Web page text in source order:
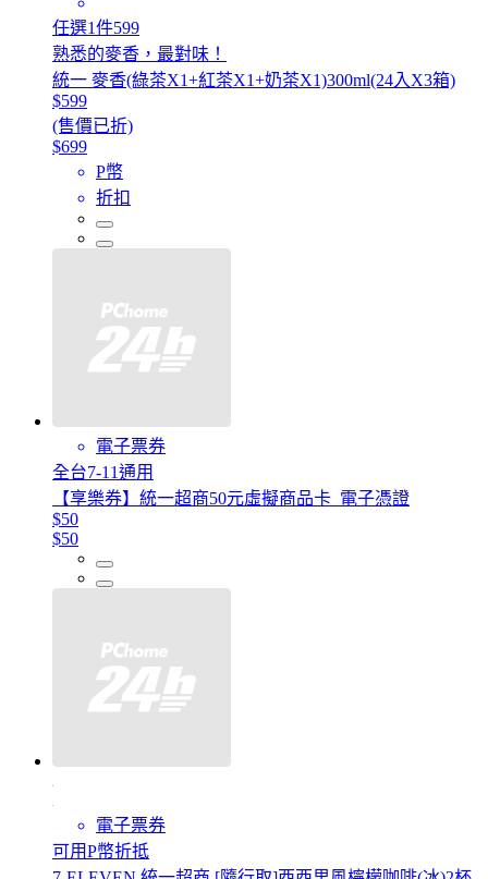
任選1件599
熟悉的麥香，最對味！
統一 麥香(綠茶X1+紅茶X1+奶茶X1)300ml(24入X3箱)
$599
(售價已折)
$699
P幣
折扣
電子票券
全台7-11通用
【享樂券】統一超商50元虛擬商品卡_電子憑證
$50
$50
電子票券
可用P幣折抵